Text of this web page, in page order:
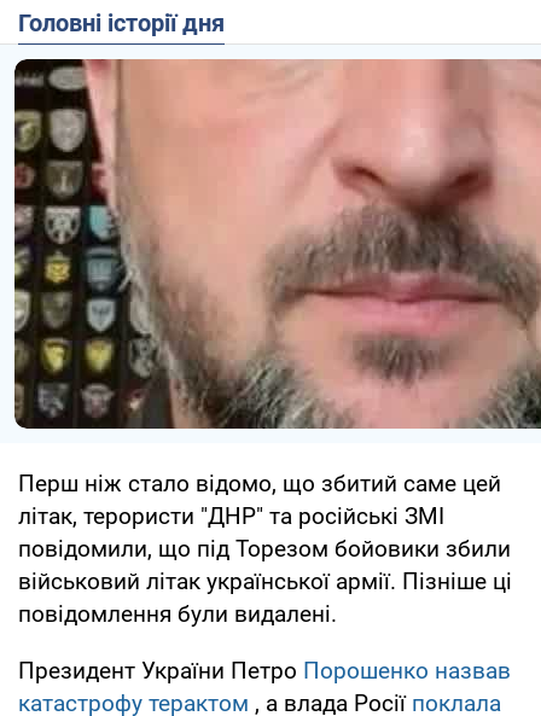
Головні історії дня
Перш ніж стало відомо, що збитий саме цей
літак, терористи "ДНР" та російські ЗМІ
повідомили, що під Торезом бойовики збили
військовий літак української армії. Пізніше ці
повідомлення були видалені.
Президент України Петро Порошенко назвав
катастрофу терактом , а влада Росії поклала